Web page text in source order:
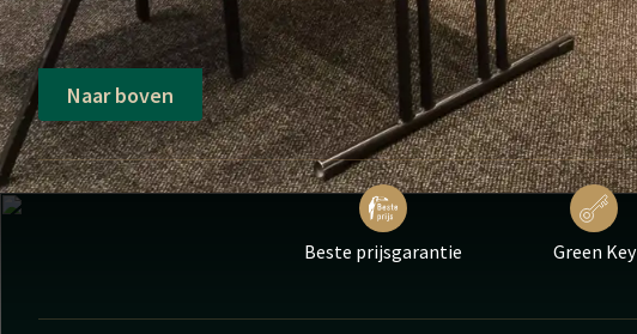
Naar boven
Beste prijsgarantie Green Key